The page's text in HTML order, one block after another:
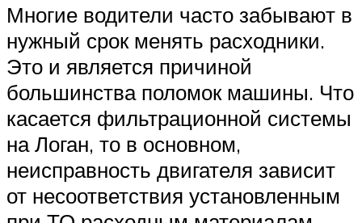
Многие водители часто забывают в
нужный срок менять расходники.
Это и является причиной
большинства поломок машины. Что
касается фильтрационной системы
на Логан, то в основном,
неисправность двигателя зависит
от несоответствия установленным